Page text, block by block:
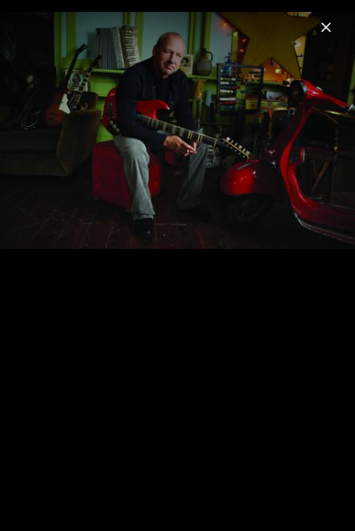
Menu
Mark Knopfler
Home News Musik Videos Fotos Biografie
Pressefotos (2024)